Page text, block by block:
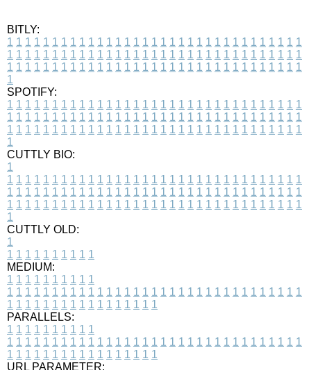
BITLY:
1 1 1 1 1 1 1 1 1 1 1 1 1 1 1 1 1 1 1 1 1 1 1 1 1 1 1 1 1 1 1 1 1
1 1 1 1 1 1 1 1 1 1 1 1 1 1 1 1 1 1 1 1 1 1 1 1 1 1 1 1 1 1 1 1 1
1 1 1 1 1 1 1 1 1 1 1 1 1 1 1 1 1 1 1 1 1 1 1 1 1 1 1 1 1 1 1 1 1
1
SPOTIFY:
1 1 1 1 1 1 1 1 1 1 1 1 1 1 1 1 1 1 1 1 1 1 1 1 1 1 1 1 1 1 1 1 1
1 1 1 1 1 1 1 1 1 1 1 1 1 1 1 1 1 1 1 1 1 1 1 1 1 1 1 1 1 1 1 1 1
1 1 1 1 1 1 1 1 1 1 1 1 1 1 1 1 1 1 1 1 1 1 1 1 1 1 1 1 1 1 1 1 1
1
CUTTLY BIO:
1
1 1 1 1 1 1 1 1 1 1 1 1 1 1 1 1 1 1 1 1 1 1 1 1 1 1 1 1 1 1 1 1 1
1 1 1 1 1 1 1 1 1 1 1 1 1 1 1 1 1 1 1 1 1 1 1 1 1 1 1 1 1 1 1 1 1
1 1 1 1 1 1 1 1 1 1 1 1 1 1 1 1 1 1 1 1 1 1 1 1 1 1 1 1 1 1 1 1 1
1
CUTTLY OLD:
1
1 1 1 1 1 1 1 1 1 1
MEDIUM:
1 1 1 1 1 1 1 1 1 1
1 1 1 1 1 1 1 1 1 1 1 1 1 1 1 1 1 1 1 1 1 1 1 1 1 1 1 1 1 1 1 1 1
1 1 1 1 1 1 1 1 1 1 1 1 1 1 1 1 1
PARALLELS:
1 1 1 1 1 1 1 1 1 1
1 1 1 1 1 1 1 1 1 1 1 1 1 1 1 1 1 1 1 1 1 1 1 1 1 1 1 1 1 1 1 1 1
1 1 1 1 1 1 1 1 1 1 1 1 1 1 1 1 1
URL PARAMETER: